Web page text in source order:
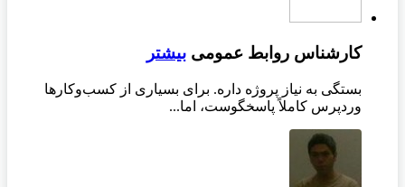
کارشناس روابط عمومی بیشتر
بستگی به نیاز پروژه داره. برای بسیاری از کسب‌وکارها
وردپرس کاملاً پاسخگوست، اما...